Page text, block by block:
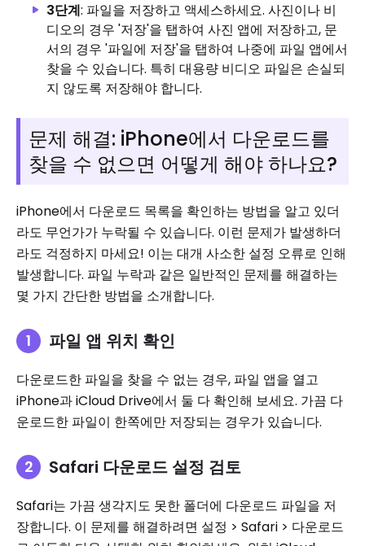
3단계: 파일을 저장하고 액세스하세요. 사진이나 비
디오의 경우 '저장'을 탭하여 사진 앱에 저장하고, 문
서의 경우 '파일에 저장'을 탭하여 나중에 파일 앱에서
찾을 수 있습니다. 특히 대용량 비디오 파일은 손실되
지 않도록 저장해야 합니다.
문제 해결: iPhone에서 다운로드를
찾을 수 없으면 어떻게 해야 하나요?
iPhone에서 다운로드 목록을 확인하는 방법을 알고 있더
라도 무언가가 누락될 수 있습니다. 이런 문제가 발생하더
라도 걱정하지 마세요! 이는 대개 사소한 설정 오류로 인해
발생합니다. 파일 누락과 같은 일반적인 문제를 해결하는
몇 가지 간단한 방법을 소개합니다.
파일 앱 위치 확인
다운로드한 파일을 찾을 수 없는 경우, 파일 앱을 열고
iPhone과 iCloud Drive에서 둘 다 확인해 보세요. 가끔 다
운로드한 파일이 한쪽에만 저장되는 경우가 있습니다.
Safari 다운로드 설정 검토
Safari는 가끔 생각지도 못한 폴더에 다운로드 파일을 저
장합니다. 이 문제를 해결하려면 설정 > Safari > 다운로드